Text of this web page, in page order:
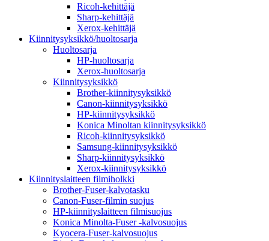
Ricoh-kehittäjä
Sharp-kehittäjä
Xerox-kehittäjä
Kiinnitysyksikkö/huoltosarja
Huoltosarja
HP-huoltosarja
Xerox-huoltosarja
Kiinnitysyksikkö
Brother-kiinnitysyksikkö
Canon-kiinnitysyksikkö
HP-kiinnitysyksikkö
Konica Minoltan kiinnitysyksikkö
Ricoh-kiinnitysyksikkö
Samsung-kiinnitysyksikkö
Sharp-kiinnitysyksikkö
Xerox-kiinnitysyksikkö
Kiinnityslaitteen filmiholkki
Brother-Fuser-kalvotasku
Canon-Fuser-filmin suojus
HP-kiinnityslaitteen filmisuojus
Konica Minolta-Fuser -kalvosuojus
Kyocera-Fuser-kalvosuojus